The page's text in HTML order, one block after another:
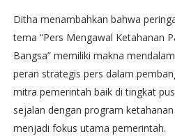
Ditha menambahkan bahwa
tema “Pers Mengawal Ketahanan
Bangsa” memiliki makna
peran strategis pers dalam
mitra pemerintah baik di tingkat
sejalan dengan program
menjadi fokus utama pemerintah.